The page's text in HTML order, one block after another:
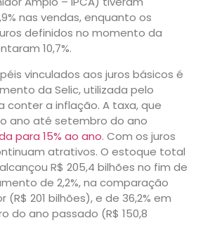
nas vendas, enquanto os
definidos no momento da
10,7%.
vinculados aos juros básicos é
da Selic, utilizada pelo
conter a inflação. A taxa, que
ano até setembro do ano
para 15% ao ano. Com os juros
atrativos. O estoque total
R$ 205,4 bilhões no fim de
de 2,2%, na comparação
201 bilhões), e de 36,2% em
do ano passado (R$ 150,8